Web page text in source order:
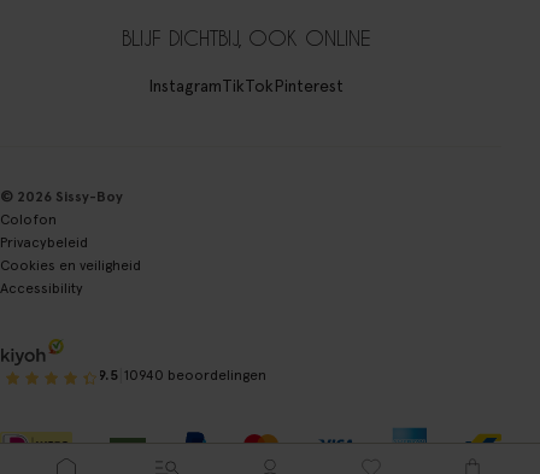
BLIJF DICHTBIJ, OOK ONLINE
InstagramTikTokPinterest
© 2026 Sissy-Boy
Colofon
Privacybeleid
Cookies en veiligheid
Accessibility
9.5 10940 beoordelingen